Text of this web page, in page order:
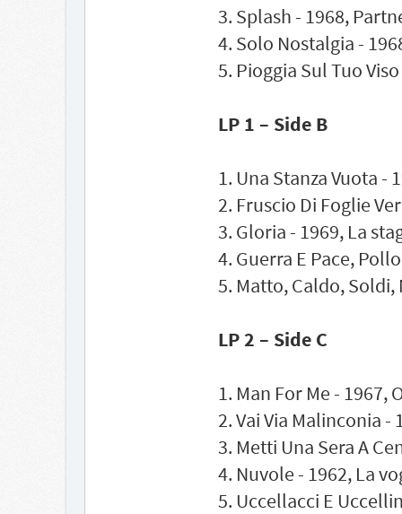
3. Splash - 1968,
4. Solo Nostalgia -
5. Pioggia Sul Tuo
LP 1 – Side B
1. Una Stanza Vuota -
2. Fruscio Di Foglie
3. Gloria - 1969, La
4. Guerra E Pace,
5. Matto, Caldo,
LP 2 – Side C
1. Man For Me - 1967,
2. Vai Via Malinconia -
3. Metti Una Sera A
4. Nuvole - 1962, La
5. Uccellacci E